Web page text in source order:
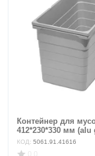
Контейнер для
412*230*330 мм (alu
КОД: 5061.91.41616